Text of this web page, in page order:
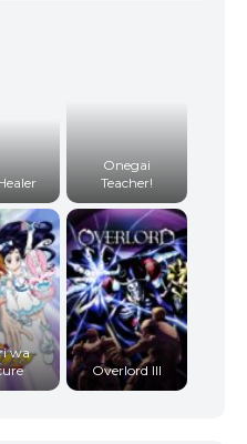
Onegai
Teacher!
wa
Overlord III